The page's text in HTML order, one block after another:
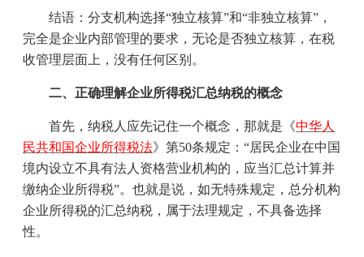
结语：分支机构选择“独立核算”和“非独立核算”，
完全是企业内部管理的要求，无论是否独立核算，在税
收管理层面上，没有任何区别。
二、正确理解企业所得税汇总纳税的概念
首先，纳税人应先记住一个概念，那就是《中华人
民共和国企业所得税法》第50条规定：“居民企业在中国
境内设立不具有法人资格营业机构的，应当汇总计算并
缴纳企业所得税”。也就是说，如无特殊规定，总分机构
企业所得税的汇总纳税，属于法理规定，不具备选择
性。